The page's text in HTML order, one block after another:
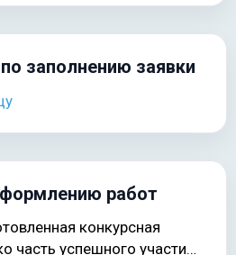
заполнению заявки
работ
конкурсная
часть успешного участия.